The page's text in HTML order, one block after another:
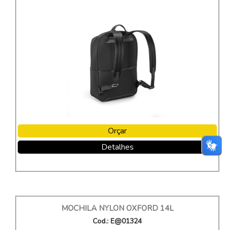
Orçar
Detalhes
MOCHILA NYLON OXFORD 14L
Cod.: E@01324